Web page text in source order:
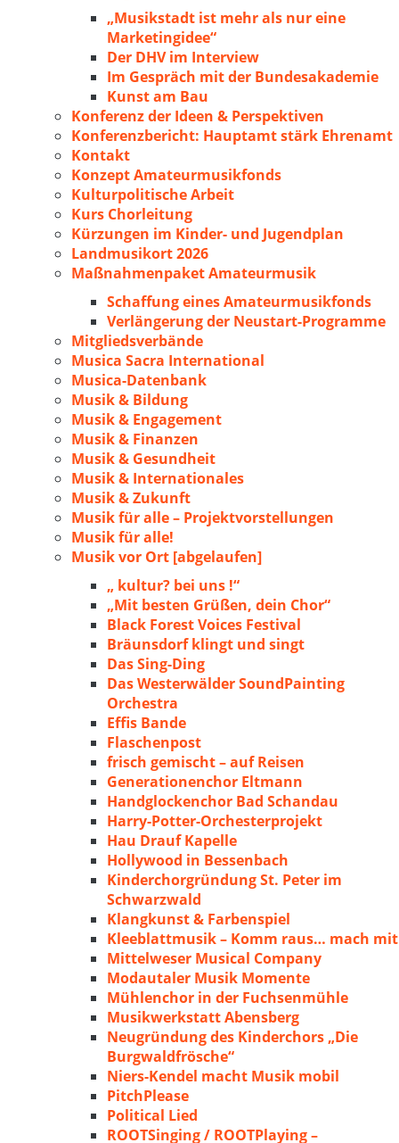
„Musikstadt ist mehr als nur eine
Marketingidee“
Der DHV im Interview
Im Gespräch mit der Bundesakademie
Kunst am Bau
Konferenz der Ideen & Perspektiven
Konferenzbericht: Hauptamt stärk Ehrenamt
Kontakt
Konzept Amateurmusikfonds
Kulturpolitische Arbeit
Kurs Chorleitung
Kürzungen im Kinder- und Jugendplan
Landmusikort 2026
Maßnahmenpaket Amateurmusik
Schaffung eines Amateurmusikfonds
Verlängerung der Neustart-Programme
Mitgliedsverbände
Musica Sacra International
Musica-Datenbank
Musik & Bildung
Musik & Engagement
Musik & Finanzen
Musik & Gesundheit
Musik & Internationales
Musik & Zukunft
Musik für alle – Projektvorstellungen
Musik für alle!
Musik vor Ort [abgelaufen]
„ kultur? bei uns !“
„Mit besten Grüßen, dein Chor“
Black Forest Voices Festival
Bräunsdorf klingt und singt
Das Sing-Ding
Das Westerwälder SoundPainting
Orchestra
Effis Bande
Flaschenpost
frisch gemischt – auf Reisen
Generationenchor Eltmann
Handglockenchor Bad Schandau
Harry-Potter-Orchesterprojekt
Hau Drauf Kapelle
Hollywood in Bessenbach
Kinderchorgründung St. Peter im
Schwarzwald
Klangkunst & Farbenspiel
Kleeblattmusik – Komm raus… mach mit
Mittelweser Musical Company
Modautaler Musik Momente
Mühlenchor in der Fuchsenmühle
Musikwerkstatt Abensberg
Neugründung des Kinderchors „Die
Burgwaldfrösche“
Niers-Kendel macht Musik mobil
PitchPlease
Political Lied
ROOTSinging / ROOTPlaying –